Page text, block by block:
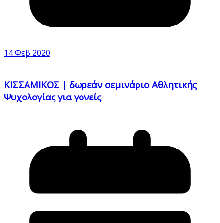
14 Φεβ 2020
ΚΙΣΣΑΜΙΚΟΣ | δωρεάν σεμινάριο Αθλητικής
Ψυχολογίας για γονείς